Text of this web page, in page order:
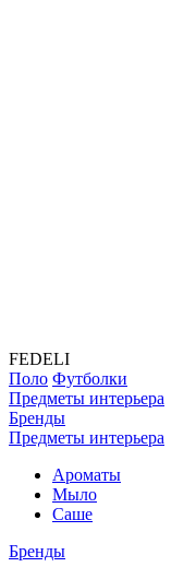
FEDELI
Поло Футболки
Предметы интерьера
Бренды
Предметы интерьера
Ароматы
Мыло
Саше
Бренды